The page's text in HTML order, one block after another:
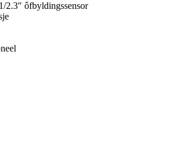
2.3″ ôfbyldingssensor